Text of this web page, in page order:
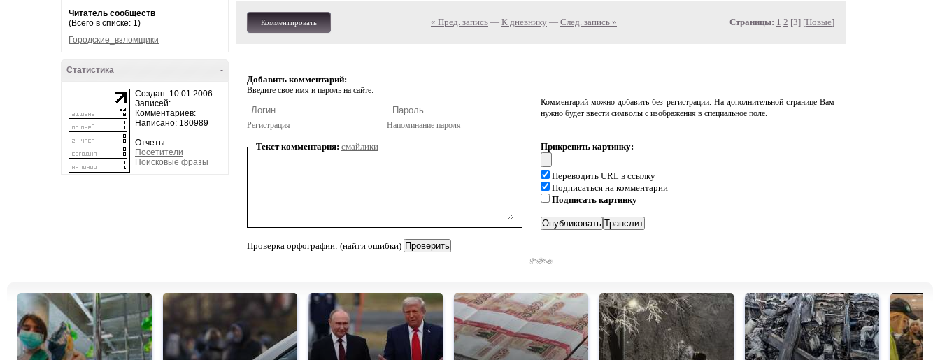
Читатель сообществ
(Всего в списке: 1)
Городские_взломщики
-
Статистика
Создан: 10.01.2006
Записей:
Комментариев:
Написано: 180989
Отчеты:
Посетители
Поисковые фразы
Комментировать « Пред. запись — К дневнику — След. запись » Страницы: 1 2 [3] [Новые]
Добавить комментарий:
Введите свое имя и пароль на сайте:
Регистрация Напоминание пароля
Комментарий можно добавить без регистрации. На дополнительной странице Вам
нужно будет ввести символы с изображения в специальное поле.
Текст комментария: смайлики
Проверка орфографии: (найти ошибки)
Прикрепить картинку:
Переводить URL в ссылку
Подписаться на комментарии
Подписать картинку